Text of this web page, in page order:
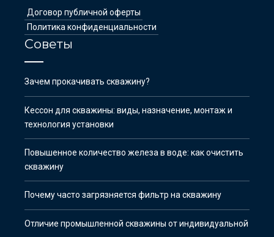
Договор публичной оферты
Политика конфиденциальности
Советы
Зачем прокачивать скважину?
Кессон для скважины: виды, назначение, монтаж и
технология установки
Повышенное количество железа в воде: как очистить
скважину
Почему часто загрязняется фильтр на скважину
Отличие промышленной скважины от индивидуальной